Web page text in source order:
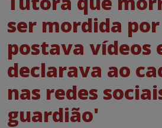
ser mordida
postava vídeos
declarava ao
nas redes
guardião'